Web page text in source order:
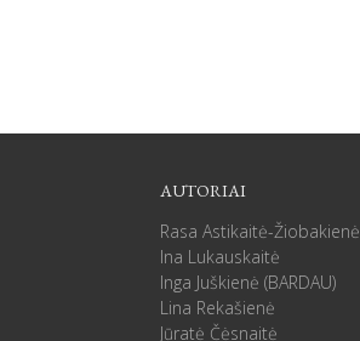
AUTORIAI
Rasa Astikaitė-Žiobakienė
Ina Lukauskaitė
Inga Juškienė (BARDAU)
Lina Rekašienė
Jūratė Čėsnaitė